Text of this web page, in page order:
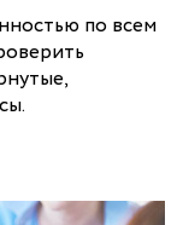
по всем